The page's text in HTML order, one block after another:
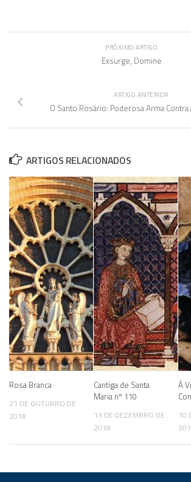
PRÓXIMO ARTIGO
Exsurge, Domine
ARTIGO ANTERIOR
O Santo Rosário: Poderosa Arma
ARTIGOS RELACIONADOS
Rosa Branca
21 DE OUTUBRO DE
2018
Cantiga de Santa
Maria nº 110
13 DE DEZEMBRO DE
2018
À
10